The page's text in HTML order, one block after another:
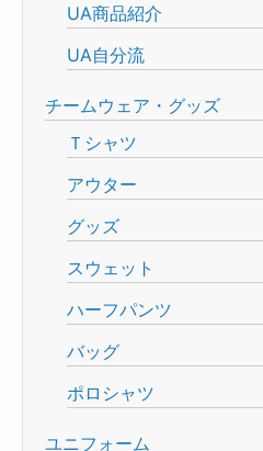
UA商品紹介
UA自分流
チームウェア・グッズ
Ｔシャツ
アウター
グッズ
スウェット
ハーフパンツ
バッグ
ポロシャツ
ユニフォーム